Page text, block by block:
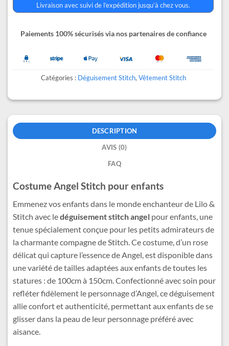
Livraison avec suivi de l’expédition jusqu’à chez vous.
Paiements 100% sécurisés via nos partenaires de confiance
Catégories : Déguisement Stitch, Vêtement Stitch
DESCRIPTION
AVIS (0)
FAQ
Costume Angel Stitch pour enfants
Emmenez vos enfants dans le monde enchanteur de Lilo &
Stitch avec ledéguisement stitch angel pour enfants, une
tenue spécialement conçue pour les petits admirateurs de
la charmante compagne de Stitch. Ce costume, d’un rose
délicat qui capture l’essence de Angel, est disponible dans
une variété de tailles adaptées aux enfants de toutes les
statures : de 100cm à 150cm. Confectionné avec soin pour
refléter fidèlement le personnage d’Angel, ce déguisement
allie confort et authenticité, permettant aux enfants de se
glisser dans la peau de leur personnage préféré avec
aisance.